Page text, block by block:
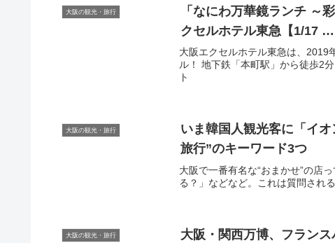
大阪の観光・旅行 「なにわ万華鏡ランチ ～
クセルホテル東急【1/17 …
大阪エクセルホテル東急は、2019
ル！ 地下鉄「本町駅」から徒歩2
ト
大阪の観光・旅行 いま韓国人観光客に「イ
旅行”のキーワード3つ
大阪で一番有名な“おまかせ”の店
る？」などなど。これは質問され
大阪の観光・旅行 大阪 ・関西万博、フラン